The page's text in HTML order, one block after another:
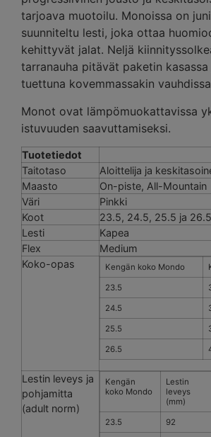
tarjoava muotoilu. Monoissa on
suunniteltu lesti, joka ottaa
kehittyvät jalat. Neljä
tarranauha pitävät paketin kasassa
tuettuna kovemmassakin
Monot ovat lämpömuokattavissa
istuvuuden saavuttamiseksi.
Tuotetiedot
Taitotaso
Aloittelija ja
Maasto
On-piste, All-Mountain
Väri
Pinkki
Koot
23.5, 24.5, 25.5 ja 26.5
Lesti
Kapea
Flex
Medium
Koko-opas
Kengän koko Mondo
23.5
24.5
25.5
26.5
Lestin leveys ja
pohjamitta
(adult norm)
Kengän
koko Mondo
Lestin
leveys
(mm)
23.5 92